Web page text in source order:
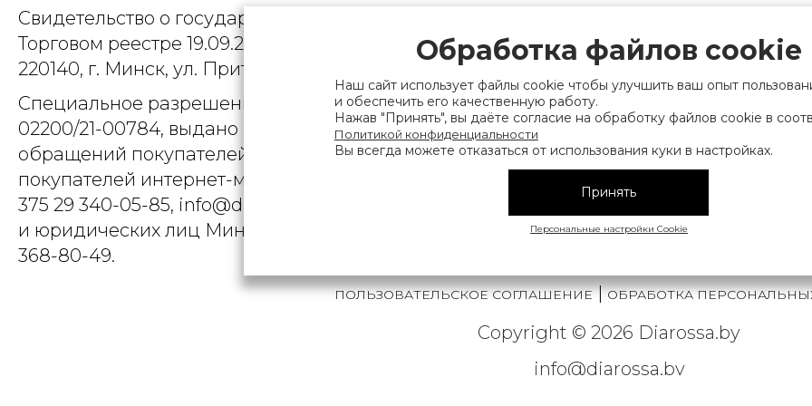
Свидетельство о государственной регистрации выдано Мингорисполкомом
Торговом реестре 19.09.2025, № 758300. Юридический адрес: 220007, г. Минск, ул.
220140, г. Минск, ул. Притыцкого, д.79, пом. 9
Специальное разрешение (лицензия) на деятельность, связанную с
02200/21-00784, выдано Министерством финансов Республики Беларусь. Номер
обращений покупателей интернет-магазина), а также лица уполномоченного
покупателей интернет-магазина о нарушении их прав, предусмотренных
375 29 340-05-85, info@diarossa.by. Номера контактных телефонов работников
и юридических лиц Минского городского исполнительного комитета,
368-80-49.
ПОЛЬЗОВАТЕЛЬСКОЕ СОГЛАШЕНИЕ|ОБРАБОТКА
Copyright © 2026 Diarossa.by
info@diarossa.by
Обработка файлов cookie
Наш сайт использует файлы cookie чтобы улучшить ваш опыт
и обеспечить его качественную работу.
Нажав "Принять", вы даёте согласие на обработку файлов cookie в
Политикой конфиденциальности
Вы всегда можете отказаться от использования куки в настройках.
Принять
Персональные настройки Cookie